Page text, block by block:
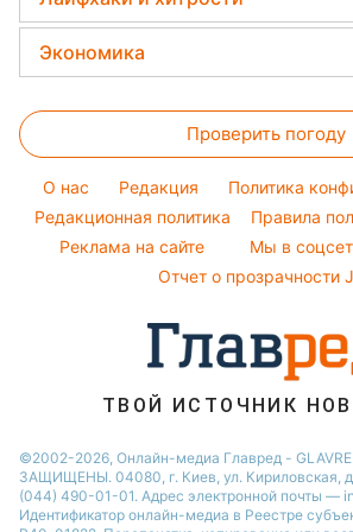
Новости Львова
Новости Днепра
Новости Харькова
Головоломки
Виталий Козловский
Потап
Филипп Киркоров
Елена Зеленская
Ани Лорак
Кейт Миддлтон
Окрашивание волос
Красивый маникюр
Модные ошибки
Советы от Андре Тана
Стирка
Комнатные растения
Уборка
Авто
Экономика
Денежная помощь
Тарифы
Курс валют
Проверить погоду
O нас Редакция
Политика
Редакционная политика
Правила
Реклама на сайте
Мы в
Отчет о прозрачности
ТВОЙ ИСТОЧНИК
©2002-2026, Онлайн-медиа Главред -
ЗАЩИЩЕНЫ. 04080, г. Киев, ул. Кириловская,
(044) 490-01-01. Адрес электронной почты —
Идентификатор онлайн-медиа в Реестре